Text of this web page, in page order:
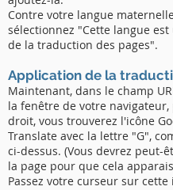
Contre votre langue
sélectionnez "Cette langue
de la traduction des pages".
Application de la
Maintenant, dans le champ
la fenêtre de votre
droit, vous trouverez l'icône
Translate avec la lettre "G",
ci-dessus. (Vous devrez peut-
la page pour que cela
Passez votre curseur sur